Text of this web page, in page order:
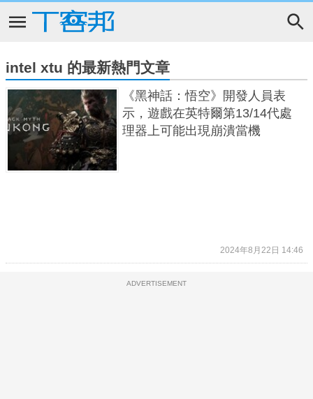
intel xtu 的最新熱門文章
《黑神話：悟空》開發人員表
示，遊戲在英特爾第13/14代處
理器上可能出現崩潰當機
2024年8月22日 14:46
ADVERTISEMENT